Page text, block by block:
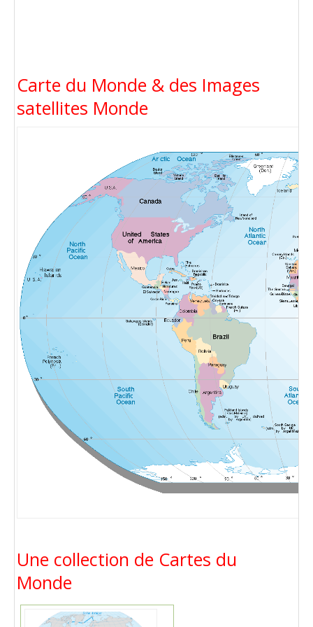
Carte du Monde & des Images
satellites Monde
Une collection de Cartes du
Monde